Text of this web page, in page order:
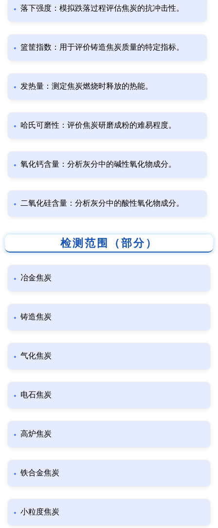
落下强度：模拟跌落过程评估焦炭的抗冲击性。
篮筐指数：用于评价铸造焦炭质量的特定指标。
发热量：测定焦炭燃烧时释放的热能。
哈氏可磨性：评价焦炭研磨成粉的难易程度。
氧化钙含量：分析灰分中的碱性氧化物成分。
二氧化硅含量：分析灰分中的酸性氧化物成分。
检测范围（部分）
冶金焦炭
铸造焦炭
气化焦炭
电石焦炭
高炉焦炭
铁合金焦炭
小粒度焦炭